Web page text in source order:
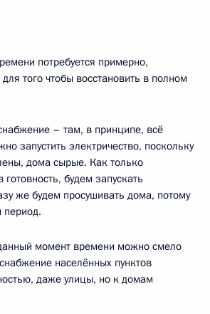
потребуется примерно,
того чтобы восстановить в полном
– там, в принципе, всё
запустить электричество, поскольку
дома сырые. Как только
готовность, будем запускать
же будем просушивать дома, потому
период.
момент времени можно смело
населённых пунктов
даже улицы, но к домам